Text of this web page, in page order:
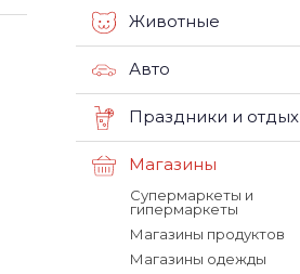
Животные
Авто
Праздники и отдых
Магазины
Супермаркеты и
гипермаркеты
Магазины продуктов
Магазины одежды